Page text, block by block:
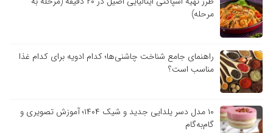
مرحله)
راهنمای جامع شناخت چاشنی‌ها؛ کدام ادویه برای کدام غذا
مناسب است؟
۱۰ مدل دسر یلدایی جدید و شیک ۱۴۰۴؛ آموزش تصویری و
گام‌به‌گام